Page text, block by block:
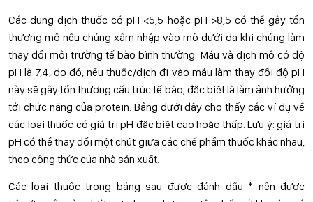
Các dung dịch thuốc có pH <5,5 hoặc pH >8,5 có thể gây tổn
thương mô nếu chúng xâm nhập vào mô dưới da khi chúng làm
thay đổi môi trường tế bào bình thường. Máu và dịch mô có độ
pH là 7,4, do đó, nếu thuốc/dịch đi vào máu làm thay đổi độ pH
này sẽ gây tổn thương cấu trúc tế bào, đặc biệt là làm ảnh hưởng
tới chức năng của protein. Bảng dưới đây cho thấy các ví dụ về
các loại thuốc có giá trị pH đặc biệt cao hoặc thấp. Lưu ý: giá trị
pH có thể thay đổi một chút giữa các chế phẩm thuốc khác nhau,
theo công thức của nhà sản xuất.
Các loại thuốc trong bảng sau được đánh dấu * nên được